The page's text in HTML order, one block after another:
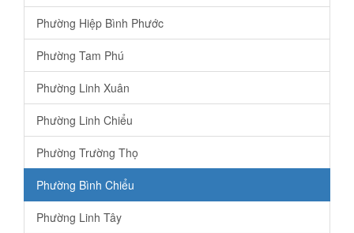
Phường Hiệp Bình Phước
Phường Tam Phú
Phường Linh Xuân
Phường Linh Chiểu
Phường Trường Thọ
Phường Bình Chiểu
Phường Linh Tây